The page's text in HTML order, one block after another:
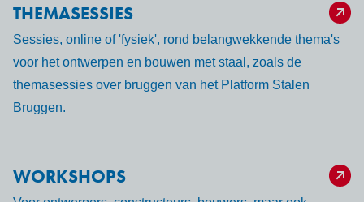
THEMASESSIES
Sessies, online of 'fysiek', rond belangwekkende thema's
voor het ontwerpen en bouwen met staal, zoals de
themasessies over bruggen van het Platform Stalen
Bruggen.
WORKSHOPS